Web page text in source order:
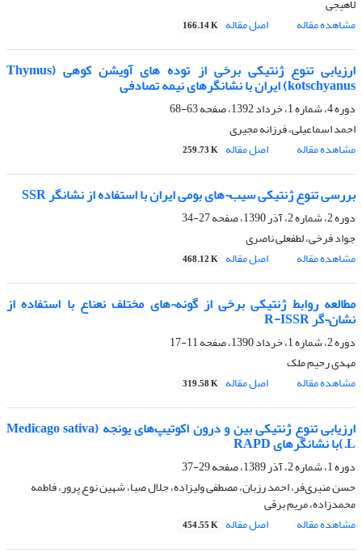
لاهیجی
مشاهده مقاله
اصل مقاله 166.14 K
ارزیابی تنوع ژنتیکی برخی از توده های آویشن کوهی (Thymus
kotschyanus) ایران با نشانگرهای نیمه تصادفی
دوره 4، شماره 1، خرداد 1392، صفحه
63-68
احمد اسماعیلی، فرزانه مجیری
مشاهده مقاله
اصل مقاله 259.73 K
بررسی تنوع ژنتیکی سیب¬های بومی ایران با استفاده از نشانگر SSR
دوره 2، شماره 2، آذر 1390، صفحه
27-34
جواد فرخی، لطفعلی ناصری
مشاهده مقاله
اصل مقاله 468.12 K
مطالعه روابط ژنتیکی برخی از گونه¬های مختلف نعناع با استفاده از
نشان¬گر R-ISSR
دوره 2، شماره 1، خرداد 1390، صفحه
11-17
مهدی رحیم ملک
مشاهده مقاله
اصل مقاله 319.58 K
ارزیابی تنوع ژنتیکی بین و درون اکوتیپ‌های یونجه (Medicago sativa
L.)با نشانگرهای RAPD
دوره 1، شماره 2، آذر 1389، صفحه
29-37
حسن منیری‌فر، احمد رزبان، مصطفی ولیزاده، جلال صبا، شهین نوع پرور، فاطمه
محمدزاده، مریم برقی
مشاهده مقاله
اصل مقاله 454.55 K